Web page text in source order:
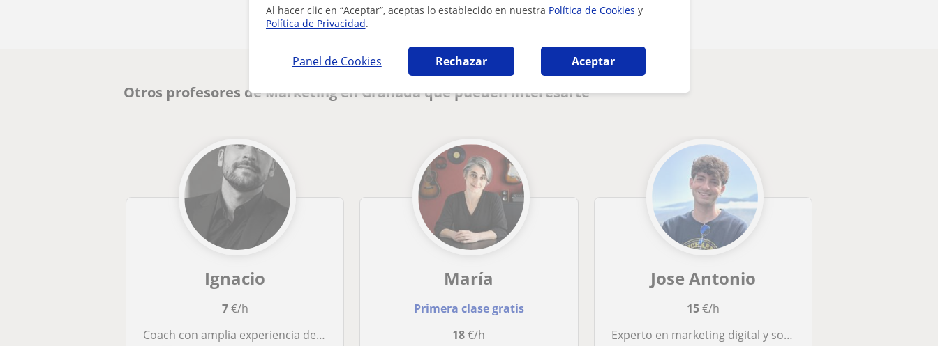
Al hacer clic en “Aceptar”, aceptas lo establecido en nuestra Política de Cookies y
Política de Privacidad.
Panel de Cookies Rechazar Aceptar
Otros profesores de Marketing en Granada que pueden interesarte
Ignacio
7€/h
Coach con amplia experiencia de vida y resiliencia ofrece sesiones particulares.
María
Primera clase gratis
18€/h
Jose Antonio
15€/h
Experto en marketing digital y social media con 6 años de expertiencia. Imparto clases tanto online como presenciales